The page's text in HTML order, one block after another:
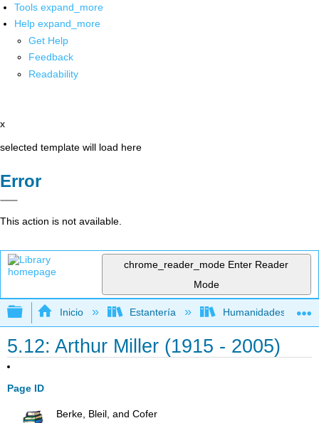
Tools expand_more
Help expand_more
Get Help
Feedback
Readability
x
selected template will load here
Error
This action is not available.
chrome_reader_mode Enter Reader
Mode
Expandir/contraer jerarquía global
Inicio Estantería Humanidades
5.12: Arthur Miller (1915 - 2005)
Page ID
Berke, Bleil, and Cofer